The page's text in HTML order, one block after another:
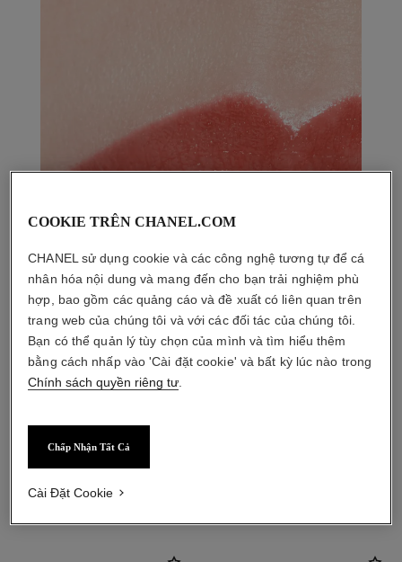
sản phẩm kết hợp
COOKIE TRÊN CHANEL.COM
CHANEL sử dụng cookie và các công nghệ tương tự để cá
nhân hóa nội dung và mang đến cho bạn trải nghiệm phù
hợp, bao gồm các quảng cáo và đề xuất có liên quan trên
trang web của chúng tôi và với các đối tác của chúng tôi.
Bạn có thể quản lý tùy chọn của mình và tìm hiểu thêm
bằng cách nhấp vào 'Cài đặt cookie' và bất kỳ lúc nào trong
Chính sách quyền riêng tư
Chấp Nhận Tất Cả
Cài Đặt Cookie